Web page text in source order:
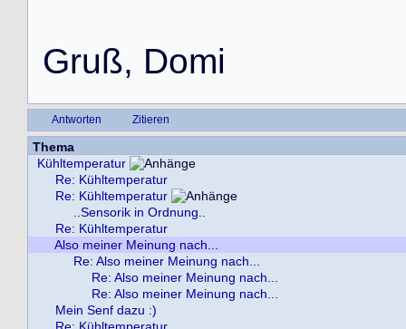
Gruß, Domi
Antworten Zitieren
Thema
Kühltemperatur
Re: Kühltemperatur
Re: Kühltemperatur
..Sensorik in Ordnung..
Re: Kühltemperatur
Also meiner Meinung nach...
Re: Also meiner Meinung nach...
Re: Also meiner Meinung nach...
Re: Also meiner Meinung nach...
Mein Senf dazu :)